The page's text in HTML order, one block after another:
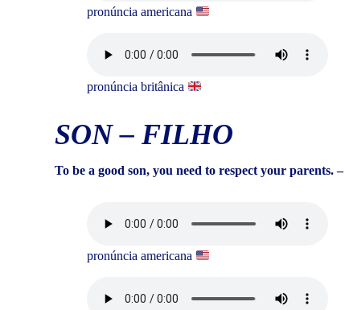
pronúncia americana
pronúncia britânica
SON– FILHO
To be a good son, you need to respect your parents. –
pronúncia americana